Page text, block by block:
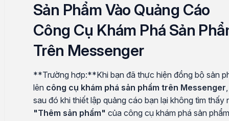
Sản Phẩm Vào Quảng Cáo
Công Cụ Khám Phá Sản
Trên Messenger
**Trường hợp:**Khi bạn đã thực hiện đồng bộ sản
lên công cụ khám phá sản phẩm trên Messenger,
sau đó khi thiết lập quảng cáo bạn lại không tìm thấy
"Thêm sản phẩm" của công cụ khám phá sản phẩm